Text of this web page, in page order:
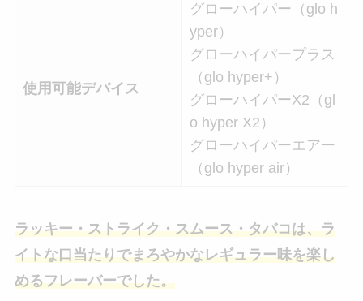
使用可能デバイス
グローハイパー（glo h
yper）
グローハイパープラス
（glo hyper+）
グローハイパーX2（gl
o hyper X2）
グローハイパーエアー
（glo hyper air）
ラッキー・ストライク・スムース・タバコは、ラ
イトな口当たりでまろやかなレギュラー味を楽し
めるフレーバーでした。